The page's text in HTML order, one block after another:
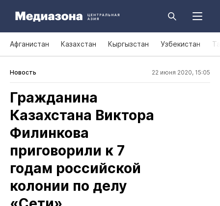
Афганистан Казахстан Кыргызстан Узбекистан
Новость 22 июня 2020, 15:05
Гражданина
Казахстана Виктора
Филинкова
приговорили к 7
годам российской
колонии по делу